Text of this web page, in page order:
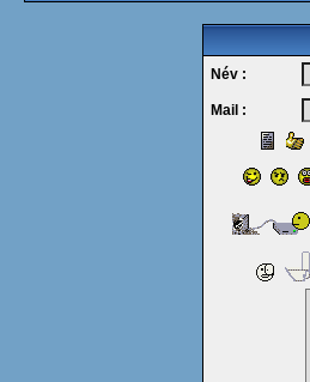
Név :
Mail :